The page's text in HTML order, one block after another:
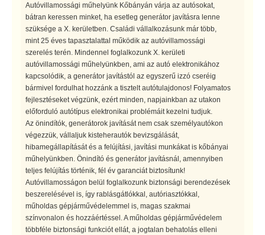
Autóvillamossági műhelyünk Kőbányán várja az autósokat,
bátran keressen minket, ha esetleg generátor javításra lenne
szüksége a X. kerületben. Családi vállalkozásunk már több,
mint 25 éves tapasztalattal működik az autóvillamossági
szerelés terén. Mindennel foglalkozunk X. kerületi
autóvillamossági műhelyünkben, ami az autó elektronikához
kapcsolódik, a generátor javítástól az egyszerű izzó cseréig
bármivel fordulhat hozzánk a tisztelt autótulajdonos! Folyamatos
fejlesztéseket végzünk, ezért minden, napjainkban az utakon
előforduló autótípus elektronikai problémáit kezelni tudjuk.
Az önindítók, generátorok javítását nem csak személyautókon
végezzük, vállaljuk kisteherautók bevizsgálását,
hibamegállapítását és a felújítási, javítási munkákat is kőbányai
műhelyünkben. Önindító és generátor javításnál, amennyiben
teljes felújítás történik, fél év garanciát biztosítunk!
Autóvillamosságon belül foglalkozunk biztonsági berendezések
beszerelésével is, így rablásgátlókkal, autóriasztókkal,
műholdas gépjárművédelemmel is, magas szakmai
színvonalon és hozzáértéssel. A műholdas gépjárművédelem
többféle biztonsági funkciót ellát, a jogtalan behatolás elleni